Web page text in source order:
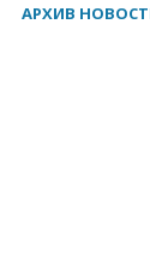
АРХИВ